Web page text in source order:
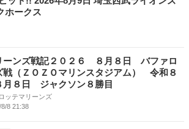
ホークス
ーンズ戦記２０２６ ８月８日 バファロ
戦（ＺＯＺＯマリンスタジアム） 令和８
月８日 ジャクソン８勝目
ッテマリーンズ
8 21:38